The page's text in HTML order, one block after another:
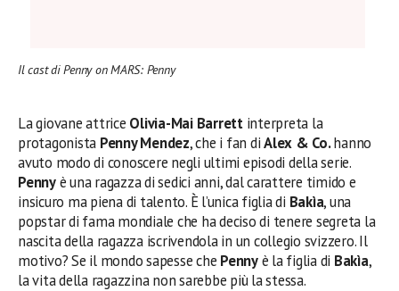
Il cast di Penny on MARS: Penny
La giovane attrice Olivia-Mai Barrettinterpreta la
protagonista Penny Mendez, che i fan diAlex & Co.hanno
avuto modo di conoscere negli ultimi episodi della serie.
Pennyè una ragazza di sedici anni, dal carattere timido e
insicuro ma piena di talento. È l’unica figlia di Bakìa, una
popstar di fama mondiale che ha deciso di tenere segreta la
nascita della ragazza iscrivendola in un collegio svizzero. Il
motivo? Se il mondo sapesse che Pennyè la figlia di Bakìa,
la vita della ragazzina non sarebbe più la stessa.